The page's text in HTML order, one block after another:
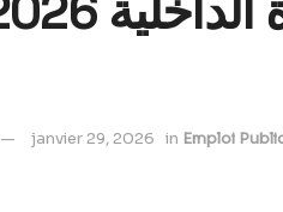
janvier 29, 2026 in Emploi